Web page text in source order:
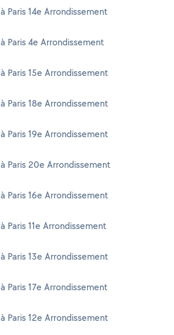
Paris 14e Arrondissement
Paris 4e Arrondissement
Paris 15e Arrondissement
Paris 18e Arrondissement
Paris 19e Arrondissement
Paris 20e Arrondissement
Paris 16e Arrondissement
Paris 11e Arrondissement
Paris 13e Arrondissement
Paris 17e Arrondissement
Paris 12e Arrondissement